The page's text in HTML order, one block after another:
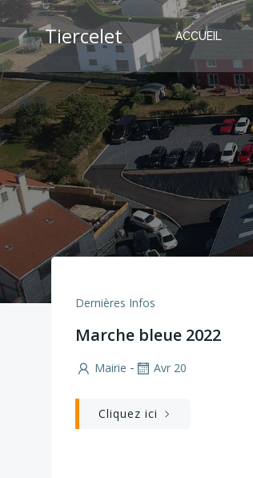
Aller
au
contenuTiercelet ACCUEIL
Dernières Infos
Marche bleue 2022
Mairie - Avr 20
Cliquez ici